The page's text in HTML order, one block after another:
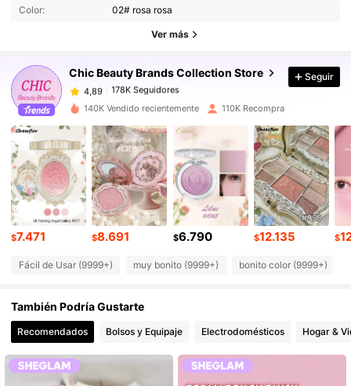
Color: 02# rosa rosa
Ver más
Chic Beauty Brands Collection Store
178K Seguidores
4,89
178K Seguidores
c***s
Hace 1 día
4,89 178K Seguidores
4,89 178K Seguidores
4,89 178K Seguidores
4,89 178K Seguidores
4,89
Seguir
140K Vendido recientemente 110K Recompra
$7.471 $8.691 $6.790 $12.135 $
Fácil de Usar (9999+) muy bonito (9999+) bonito color (9999+)
También Podría Gustarte
Recomendados Bolsos y Equipaje Electrodomésticos Hogar &